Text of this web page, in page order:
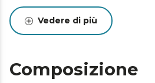
Vedere di più
Composizione